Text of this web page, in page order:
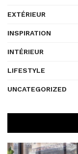
EXTÉRIEUR
INSPIRATION
INTÉRIEUR
LIFESTYLE
UNCATEGORIZED